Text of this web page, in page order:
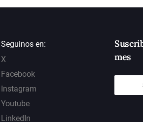
Seguinos en:
X
Facebook
Instagram
Youtube
LinkedIn
mes